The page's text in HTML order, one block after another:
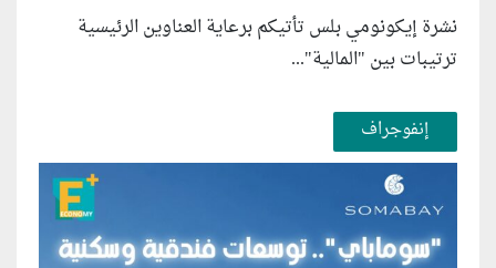
نشرة إيكونومي بلس تأتيكم برعاية العناوين الرئيسية
ترتيبات بين "المالية"...
إنفوجراف